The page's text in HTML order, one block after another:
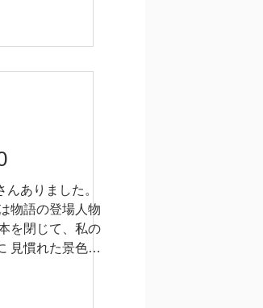
ありました。
物語の登場人物
を閉じて、私の
見慣れた景色が